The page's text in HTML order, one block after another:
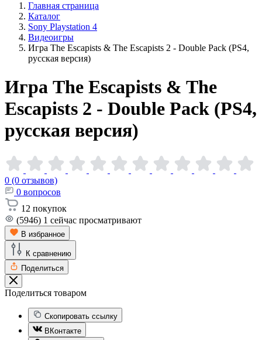
Главная страница
Каталог
Sony Playstation 4
Видеоигры
Игра The Escapists & The Escapists 2 - Double Pack (PS4,
русская версия)
Игра The Escapists & The
Escapists 2 - Double Pack (PS4,
русская версия)
0 (0 отзывов)
0 вопросов
12 покупок
(5946) 1 сейчас просматривают
В избранное
К сравнению
Поделиться
Поделиться товаром
Скопировать ссылку
ВКонтакте